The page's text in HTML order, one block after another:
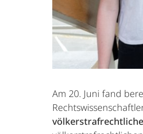
Am 20. Juni fand